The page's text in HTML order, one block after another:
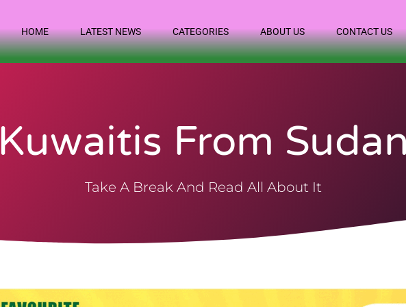
HOME LATEST NEWS CATEGORIES ABOUT US CONTACT US
Kuwaitis From
Take A Break And Read All About It